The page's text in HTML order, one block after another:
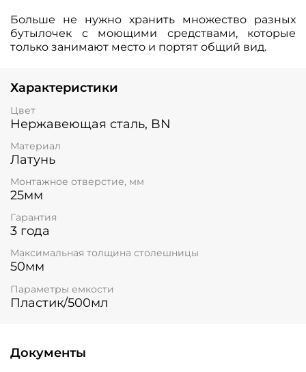
Больше не нужно хранить множество разных
бутылочек с моющими средствами, которые
только занимают место и портят общий вид.
Характеристики
Цвет
Нержавеющая сталь, BN
Материал
Латунь
Монтажное отверстие, мм
25мм
Гарантия
3 года
Максимальная толщина столешницы
50мм
Параметры емкости
Пластик/500мл
Документы